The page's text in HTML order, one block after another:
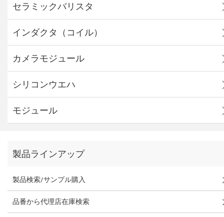
セラミックバリスタ
インダクタ（コイル）
カメラモジュール
シリコンウエハ
モジュール
製品ラインアップ
製品検索/サンプル購入
品番から代理店在庫検索